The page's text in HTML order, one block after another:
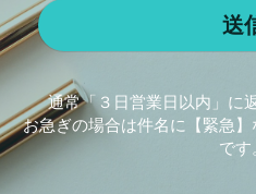
送
通常「３日営業日以内」に
お急ぎの場合は件名に【緊急
です